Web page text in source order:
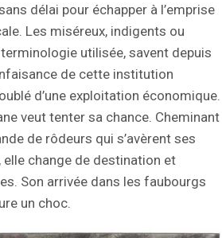
délai pour échapper à l’emprise
Les miséreux, indigents ou
utilisée, savent depuis
de cette institution
d’une exploitation économique.
veut tenter sa chance. Cheminant
de rôdeurs qui s’avèrent ses
change de destination et
Son arrivée dans les faubourgs
un choc.